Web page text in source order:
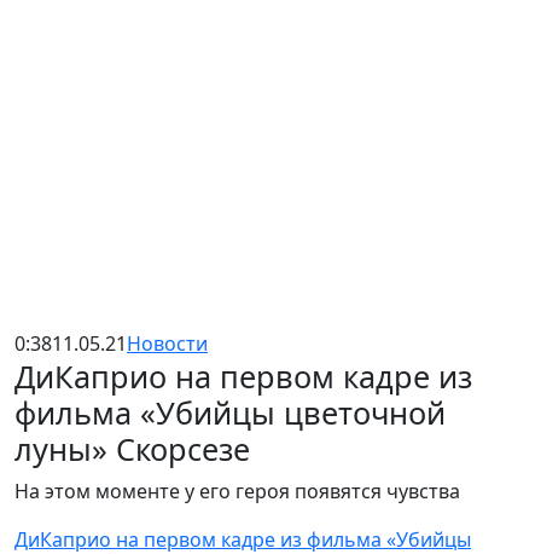
0:3811.05.21Новости
ДиКаприо на первом кадре из
фильма «Убийцы цветочной
луны» Скорсезе
На этом моменте у его героя появятся чувства
ДиКаприо на первом кадре из фильма «Убийцы